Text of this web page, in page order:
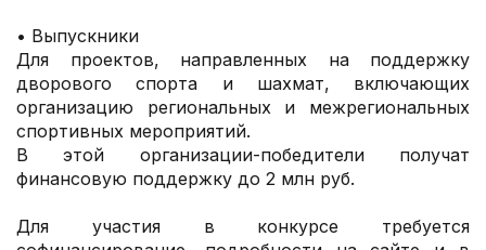
• Выпускники
Для проектов, направленных на поддержку
дворового спорта и шахмат, включающих
организацию региональных и межрегиональных
спортивных мероприятий.
В этой организации-победители получат
финансовую поддержку до 2 млн руб.
Для участия в конкурсе требуется